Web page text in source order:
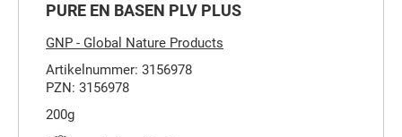
PURE EN BASEN PLV PLUS
GNP - Global Nature Products
Artikelnummer: 3156978
PZN: 3156978
200g